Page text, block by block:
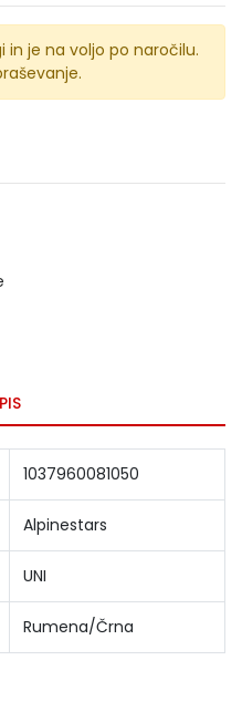
in je na voljo po naročilu.
1037960081050
Alpinestars
UNI
Rumena/Črna